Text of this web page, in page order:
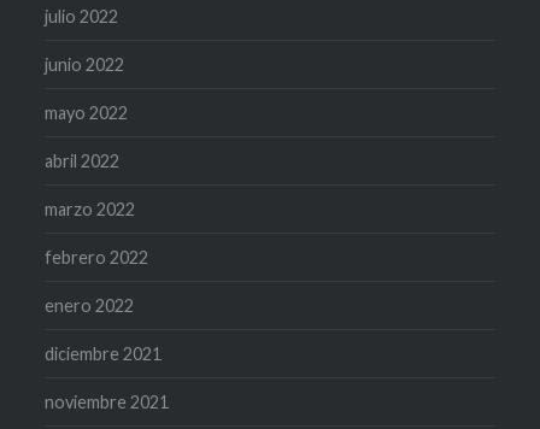
julio 2022
junio 2022
mayo 2022
abril 2022
marzo 2022
febrero 2022
enero 2022
diciembre 2021
noviembre 2021